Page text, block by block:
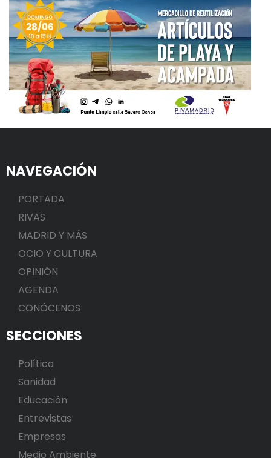
NAVEGACIÓN
PORTADA
RIVAS
MADRID Y MÁS
OCIO Y CULTURA
OPINIÓN
AGENDA
CONÓCENOS
SECCIONES
Política
Sanidad
Educación
Entrevistas
Empresas
Medio Ambiente